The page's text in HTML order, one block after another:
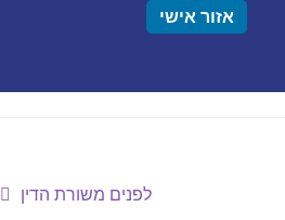
אזור אישי
לפנים משורת הדין